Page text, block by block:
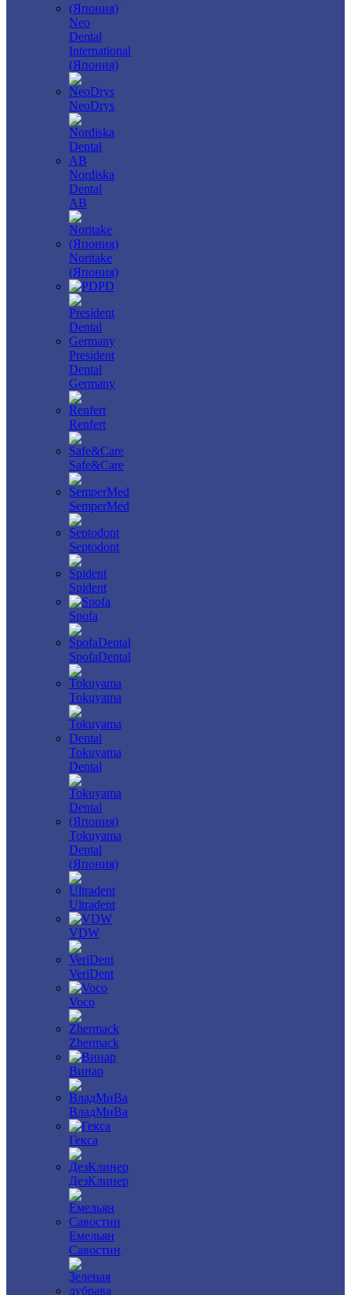
Neo
Dental
International
(Япония)
NeoDrys
Nordiska
Dental
AB
Noritake
(Япония)
PD
President
Dental
Germany
Renfert
Safe&Care
SemperMed
Septodont
Spident
Spofa
SpofaDental
Tokuyama
Tokuyama
Dental
Tokuyama
Dental
(Япония)
Ultradent
VDW
VeriDent
Voco
Zhermack
Винар
ВладМиВа
Гекса
ДезКлинер
Емельян
Савостин